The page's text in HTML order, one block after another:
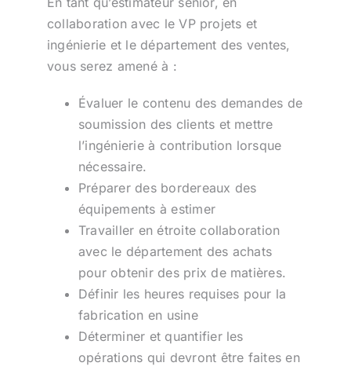
collaboration avec le VP projets et
ingénierie et le département des ventes,
vous serez amené à :
Évaluer le contenu des demandes de
soumission des clients et mettre
l’ingénierie à contribution lorsque
nécessaire.
Préparer des bordereaux des
équipements à estimer
Travailler en étroite collaboration
avec le département des achats
pour obtenir des prix de matières.
Définir les heures requises pour la
fabrication en usine
Déterminer et quantifier les
opérations qui devront être faites en